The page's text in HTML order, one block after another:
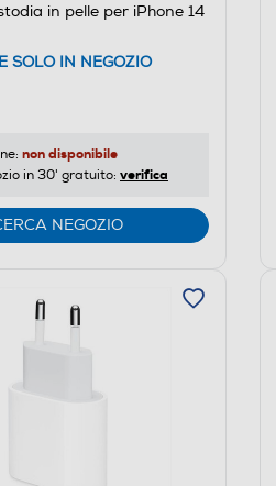
in pelle per iPhone 14
SOLO IN NEGOZIO
non disponibile
in 30' gratuito: verifica
NEGOZIO